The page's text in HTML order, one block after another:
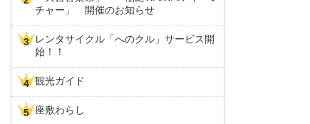
チャー」 開催のお知らせ
レンタサイクル「へのクル」サービス開
始！！
観光ガイド
座敷わらし